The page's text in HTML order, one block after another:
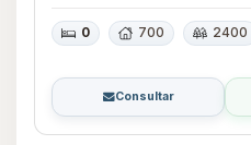
0 700 2400
Consultar